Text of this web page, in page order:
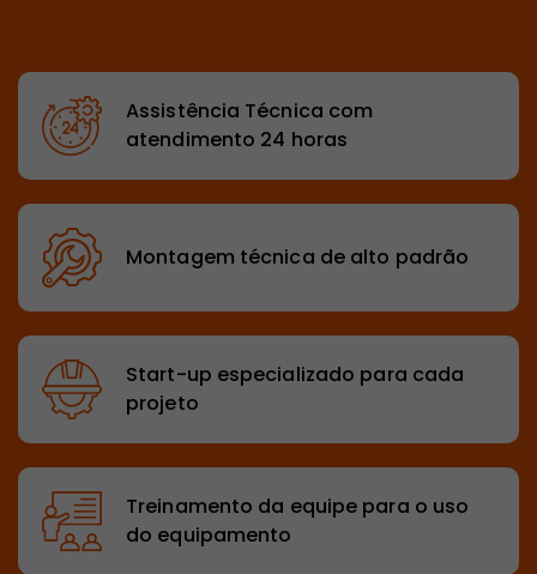
Assistência Técnica com
atendimento 24 horas
Montagem técnica de alto padrão
Start-up especializado para cada
projeto
Treinamento da equipe para o uso
do equipamento